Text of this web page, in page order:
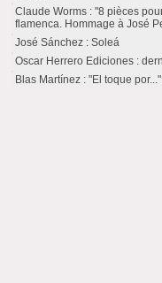
Claude Worms : "8 pièces
flamenca. Hommage à José
José Sánchez : Soleá
Oscar Herrero Ediciones :
Blas Martínez : "El toque